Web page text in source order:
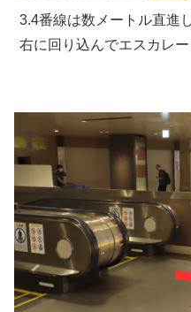
3.4番線は数メートル直進
右に回り込んでエスカレ